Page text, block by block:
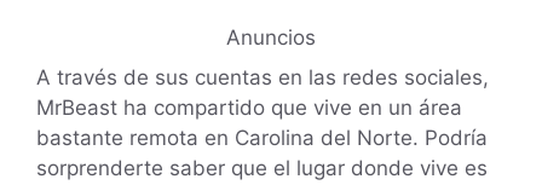
Anuncios
A través de sus cuentas en las redes sociales,
MrBeast ha compartido que vive en un área
bastante remota en Carolina del Norte. Podría
sorprenderte saber que el lugar donde vive es